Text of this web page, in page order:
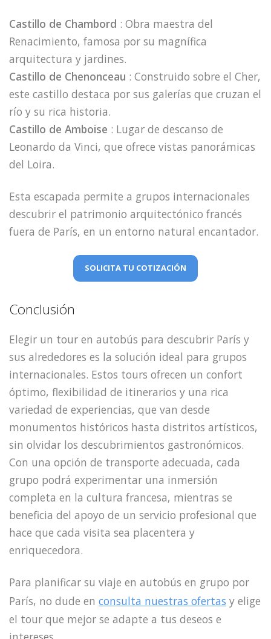
Castillo de Chambord : Obra maestra del
Renacimiento, famosa por su magnífica
arquitectura y jardines.
Castillo de Chenonceau : Construido sobre el Cher,
este castillo destaca por sus galerías que cruzan el
río y su rica historia.
Castillo de Amboise : Lugar de descanso de
Leonardo da Vinci, que ofrece vistas panorámicas
del Loira.
Esta escapada permite a grupos internacionales
descubrir el patrimonio arquitectónico francés
fuera de París, en un entorno natural encantador.
SOLICITA TU COTIZACIÓN
Conclusión
Elegir un tour en autobús para descubrir París y
sus alrededores es la solución ideal para grupos
internacionales. Estos tours ofrecen un confort
óptimo, flexibilidad de itinerarios y una rica
variedad de experiencias, que van desde
monumentos históricos hasta distritos artísticos,
sin olvidar los descubrimientos gastronómicos.
Con una opción de transporte adecuada, cada
grupo podrá experimentar una inmersión
completa en la cultura francesa, mientras se
beneficia del apoyo de un servicio profesional que
hace que cada visita sea placentera y
enriquecedora.
Para planificar su viaje en autobús en grupo por
París, no dude en consulta nuestras ofertas y elige
el tour que mejor se adapte a tus deseos e